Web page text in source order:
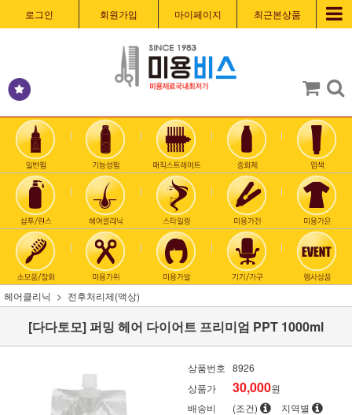
로그인 회원가입 마이페이지 최근본상품
헤어클리닉 전후처리제(액상)
[다다토모] 퍼밍 헤어 다이어트 프리미엄 PPT 1000ml
상품번호 8926
상품가
30,000원
배송비
(조건) 지역별